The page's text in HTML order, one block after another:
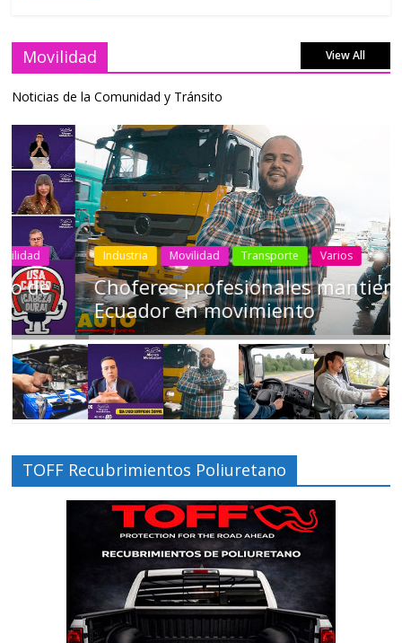
Movilidad View All
Noticias de la Comunidad y Tránsito
Industria Movilidad Transporte Varios
Choferes profesionales mantienen a
Ecuador en movimiento
TOFF Recubrimientos Poliuretano